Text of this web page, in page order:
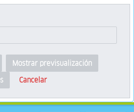
Mostrar previsualización
Cancelar